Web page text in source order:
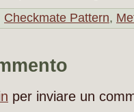
Checkmate Pattern,
per inviare un